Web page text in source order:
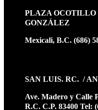
PLAZA OCOTILLO
GONZÁLEZ
Mexicali, B.C. (686)
SAN LUIS. RC. /
Ave. Madero y Calle
R.C. C.P. 83400 Tel: